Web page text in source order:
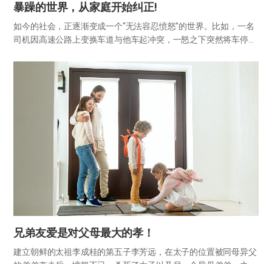
暴躁的世界，从家庭开始纠正!
如今的社会，正逐渐变成一个“无法容忍愤怒”的世界。比如，一名
司机因高速公路上变换车道与他车起冲突，一怒之下突然将车停在
尾，造成1人死亡、4人重伤或轻伤。还有人因楼上楼下的噪音问题
兄弟友爱是对父母最大的孝！
建立朝鲜的太祖李成桂的第五子李芳远，在太子的位置被同母异父